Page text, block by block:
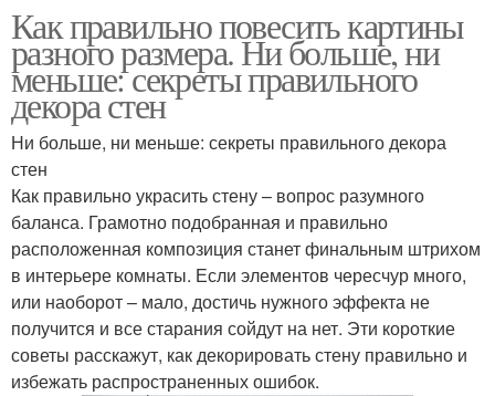
Как правильно повесить картины
разного размера. Ни больше, ни
меньше: секреты правильного
декора стен
Ни больше, ни меньше: секреты правильного декора
стен
Как правильно украсить стену – вопрос разумного
баланса. Грамотно подобранная и правильно
расположенная композиция станет финальным штрихом
в интерьере комнаты. Если элементов чересчур много,
или наоборот – мало, достичь нужного эффекта не
получится и все старания сойдут на нет. Эти короткие
советы расскажут, как декорировать стену правильно и
избежать распространенных ошибок.